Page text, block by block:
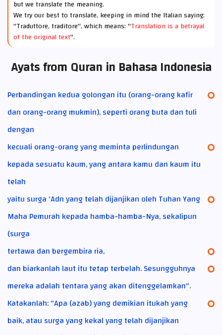
but we translate the meaning.
We try our best to translate, keeping in mind the Italian saying:
"Traduttore, traditore", which means: "Translation is a betrayal
of the original text".
Ayats from Quran in Bahasa Indonesia
Perbandingan kedua golongan itu (orang-orang kafir
dan orang-orang mukmin), seperti orang buta dan tuli
dengan
kecuali orang-orang yang meminta perlindungan
kepada sesuatu kaum, yang antara kamu dan kaum itu
telah
yaitu surga 'Adn yang telah dijanjikan oleh Tuhan Yang
Maha Pemurah kepada hamba-hamba-Nya, sekalipun
(surga
tertawa dan bergembira ria,
dan biarkanlah laut itu tetap terbelah. Sesungguhnya
mereka adalah tentara yang akan ditenggelamkan".
Katakanlah: "Apa (azab) yang demikian itukah yang
baik, atau surga yang kekal yang telah dijanjikan